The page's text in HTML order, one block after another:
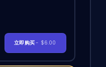
立即购买- $6.00